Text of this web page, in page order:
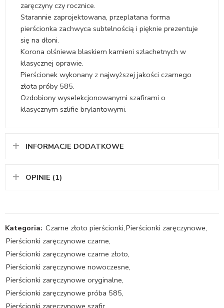
zaręczyny czy rocznice.
Starannie zaprojektowana, przeplatana forma
pierścionka zachwyca subtelnością i pięknie prezentuje
się na dłoni.
Korona olśniewa blaskiem kamieni szlachetnych w
klasycznej oprawie.
Pierścionek wykonany z najwyższej jakości czarnego
złota próby 585.
Ozdobiony wyselekcjonowanymi szafirami o
klasycznym szlifie brylantowymi.
INFORMACJE DODATKOWE
OPINIE (1)
Kategoria: Czarne złoto pierścionki,Pierścionki zaręczynowe,
Pierścionki zaręczynowe czarne,
Pierścionki zaręczynowe czarne złoto,
Pierścionki zaręczynowe nowoczesne,
Pierścionki zaręczynowe oryginalne,
Pierścionki zaręczynowe próba 585,